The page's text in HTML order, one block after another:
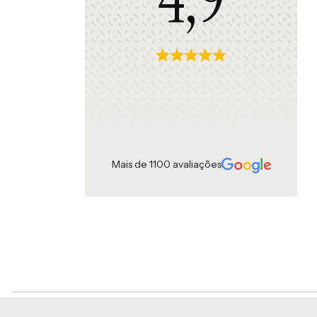
Mais de 1100 avaliações